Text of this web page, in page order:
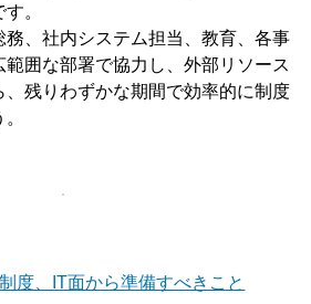
。
務、社内システム担当、教育、各事
囲な部署で協力し、外部リソース
、残りわずかな期間で効率的に制度
度、IT面から準備すべきこと